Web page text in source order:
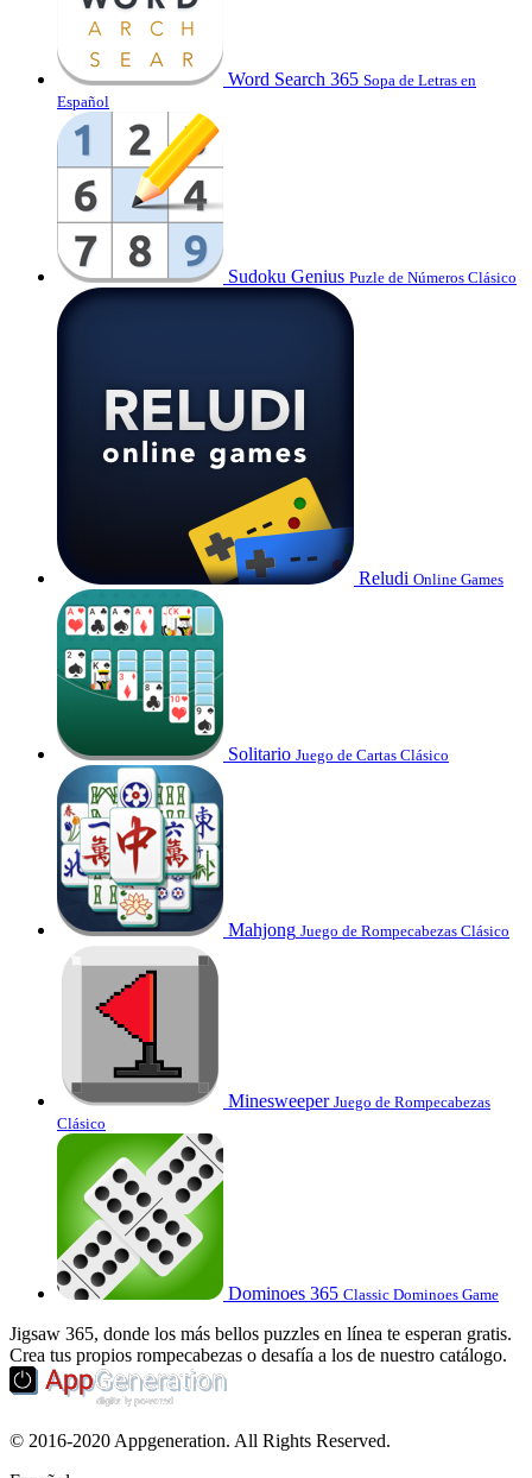
Word Search 365 Sopa de Letras en
Español
Sudoku Genius Puzle de Números Clásico
Reludi Online Games
Solitario Juego de Cartas Clásico
Mahjong Juego de Rompecabezas Clásico
Minesweeper Juego de Rompecabezas
Clásico
Dominoes 365 Classic Dominoes Game
Jigsaw 365, donde los más bellos puzzles en línea te esperan gratis.
Crea tus propios rompecabezas o desafía a los de nuestro catálogo.
© 2016-2020 Appgeneration. All Rights Reserved.